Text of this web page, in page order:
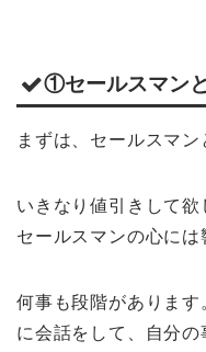
①セールスマン
まずは、セールスマン
いきなり値引きして
セールスマンの心には
何事も段階があります
に会話をして、自分